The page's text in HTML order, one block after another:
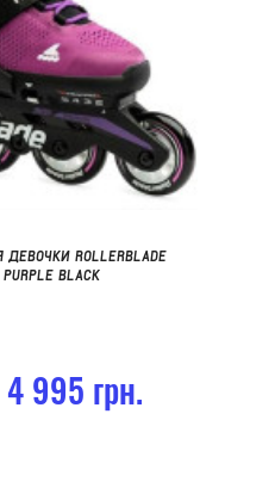
ROLLERBLADE
PURPLE BLACK
4 995 грн.